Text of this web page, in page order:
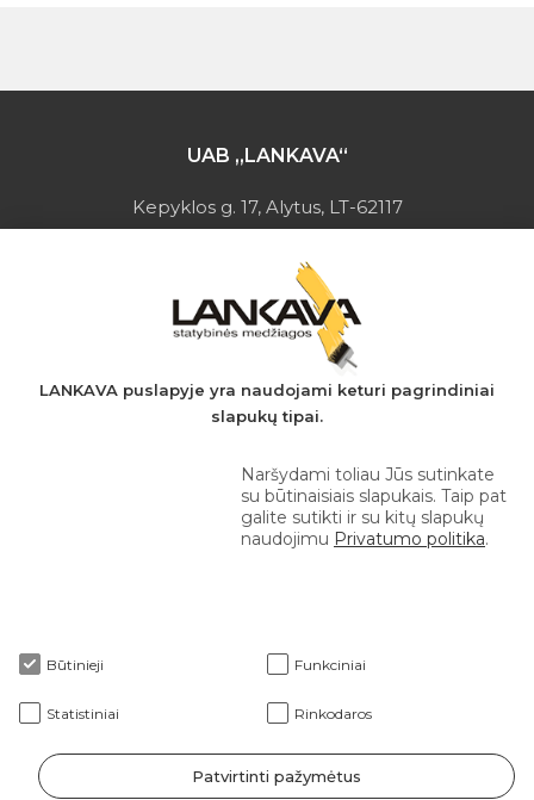
UAB „LANKAVA“
Kepyklos g. 17, Alytus, LT-62117
Įmonės kodas: 149728275
PVM mokėtojo kodas: LT497282716
A.s.: LT037044060001923651
AB SEB bankas
+370 610 42 222
Apie mus
Klientams
LANKAVA puslapyje yra naudojami keturi pagrindiniai
slapukų tipai.
Naršydami toliau Jūs sutinkate
su būtinaisiais slapukais. Taip pat
galite sutikti ir su kitų slapukų
naudojimu Privatumo politika.
Būtinieji Funkciniai
Statistiniai Rinkodaros
Patvirtinti pažymėtus